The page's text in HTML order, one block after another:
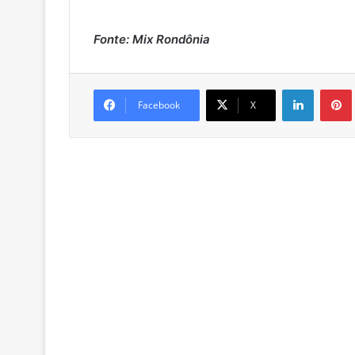
Fonte: Mix Rondônia
Facebook X